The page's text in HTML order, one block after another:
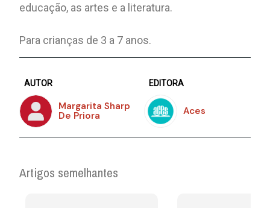
educação, as artes e a literatura.
Para crianças de 3 a 7 anos.
AUTOR
Margarita Sharp
De Priora
EDITORA
Aces
Artigos semelhantes